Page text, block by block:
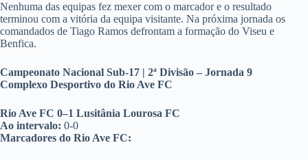
Nenhuma das equipas fez mexer com o marcador e o resultado
terminou com a vitória da equipa visitante. Na próxima jornada os
comandados de Tiago Ramos defrontam a formação do Viseu e
Benfica.
Campeonato Nacional Sub-17 | 2ª Divisão – Jornada 9
Complexo Desportivo do Rio Ave FC
Rio Ave FC 0–1 Lusitânia Lourosa FC
Ao intervalo: 0-0
Marcadores do Rio Ave FC: